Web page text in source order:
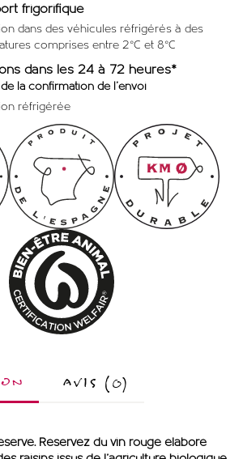
frigorifique
dans des véhicules réfrigérés à des
comprises entre 2°C et 8°C
dans les 24 à 72 heures*
la confirmation de l'envoi
réfrigérée
AVIS (0)
Réservez du vin rouge élaboré